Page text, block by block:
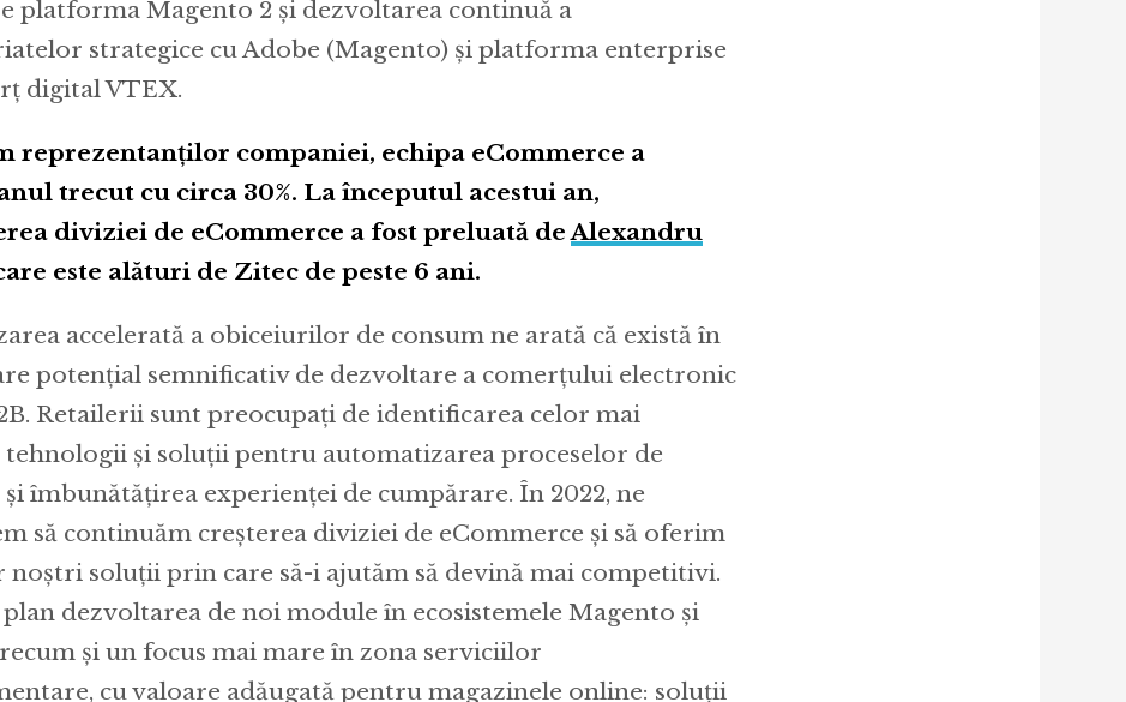
platforma Magento 2 și dezvoltarea continuă a
strategice cu Adobe (Magento) și platforma enterprise
digital VTEX.
reprezentanților companiei, echipa eCommerce a
trecut cu circa 30%. La începutul acestui an,
diviziei de eCommerce a fost preluată de Alexandru
este alături de Zitec de peste 6 ani.
accelerată a obiceiurilor de consum ne arată că există în
potențial semnificativ de dezvoltare a comerțului electronic
Retailerii sunt preocupați de identificarea celor mai
tehnologii și soluții pentru automatizarea proceselor de
și îmbunătățirea experienței de cumpărare. În 2022, ne
să continuăm creșterea diviziei de eCommerce și să oferim
noștri soluții prin care să-i ajutăm să devină mai competitivi.
dezvoltarea de noi module în ecosistemele Magento și
și un focus mai mare în zona serviciilor
cu valoare adăugată pentru magazinele online: soluții